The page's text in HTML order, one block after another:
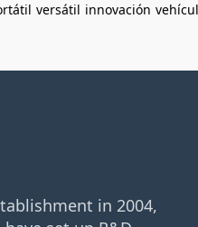
versátil innovación
in 2004,